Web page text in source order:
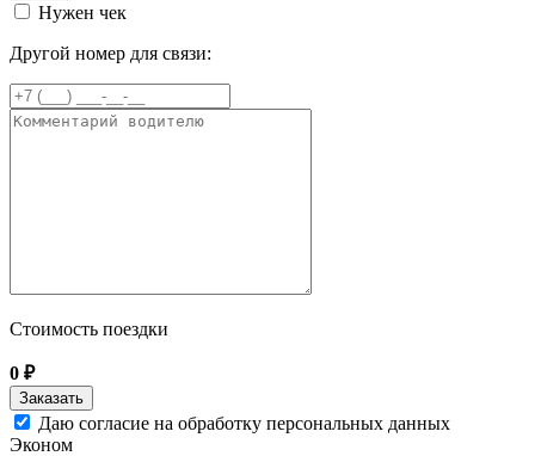
Нужен чек
Другой номер для связи:
Стоимость поездки
0 ₽
Даю согласие на обработку персональных данных
Эконом